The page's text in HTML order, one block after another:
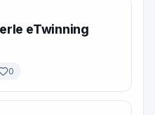
eTwinning
0